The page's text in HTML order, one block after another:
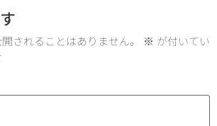
されることはありません。 ※ が付いてい